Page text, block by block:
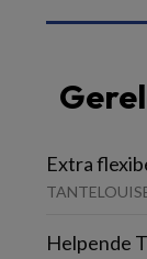
Extra
Helpende